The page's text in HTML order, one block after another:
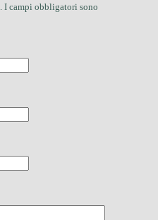
I campi obbligatori sono